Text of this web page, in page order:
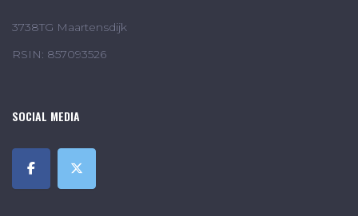
3738TG Maartensdijk
RSIN: 857093526
SOCIAL MEDIA